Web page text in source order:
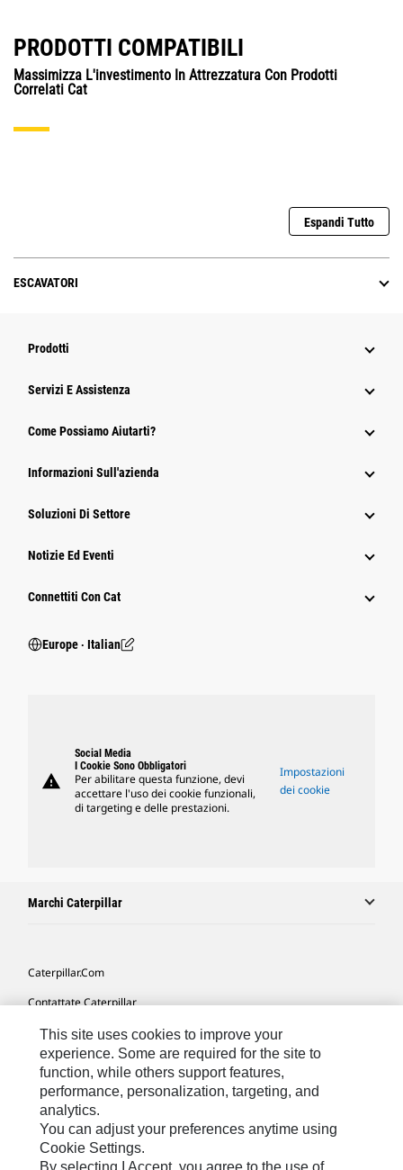
PRODOTTI COMPATIBILI
Massimizza L'investimento In Attrezzatura Con Prodotti
Correlati Cat
Espandi Tutto
ESCAVATORI
Prodotti
Servizi E Assistenza
Come Possiamo Aiutarti?
Informazioni Sull'azienda
Soluzioni Di Settore
Notizie Ed Eventi
Connettiti Con Cat
Europe ‧ Italian
warning
Social Media
I Cookie Sono Obbligatori
Per abilitare questa funzione, devi
accettare l'uso dei cookie funzionali,
di targeting e delle prestazioni.
Impostazioni
dei cookie
Marchi Caterpillar
Caterpillar.com
Contattate Caterpillar
Le Mie Preferenze Di Marketing
Mappa Del Sito
Cookie Settings
Informazioni Legali
Tutela Della Privacy
This site uses cookies to improve your
experience. Some are required for the site to
function, while others support features,
performance, personalization, targeting, and
analytics.
You can adjust your preferences anytime using
Cookie Settings.
By selecting I Accept, you agree to the use of